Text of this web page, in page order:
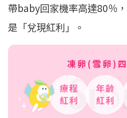
帶baby回家機率高達80％
是「兌現紅利」。